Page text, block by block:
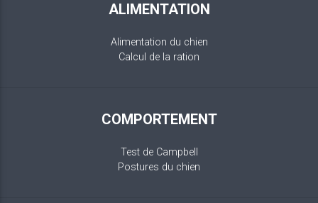
ALIMENTATION
Alimentation du chien
Calcul de la ration
COMPORTEMENT
Test de Campbell
Postures du chien